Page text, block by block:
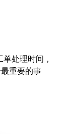
处理时间，
重要的事